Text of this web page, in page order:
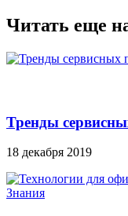
Читать еще
Тренды
18 декабря 2019
Знания